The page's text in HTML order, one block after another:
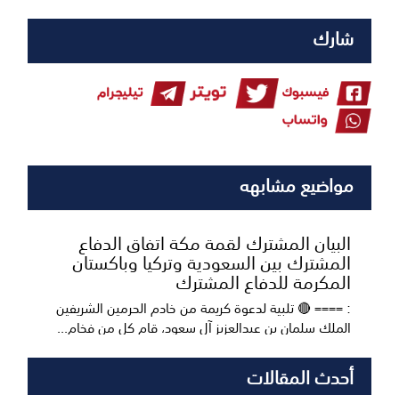
شارك
مواضيع مشابهه
البيان المشترك لقمة مكة اتفاق الدفاع
المشترك بين السعودية وتركيا وباكستان
المكرمة للدفاع المشترك
: ==== 🔴 تلبية لدعوة كريمة من خادم الحرمين الشريفين
الملك سلمان بن عبدالعزيز آل سعود، قام كل من فخام...
أحدث المقالات